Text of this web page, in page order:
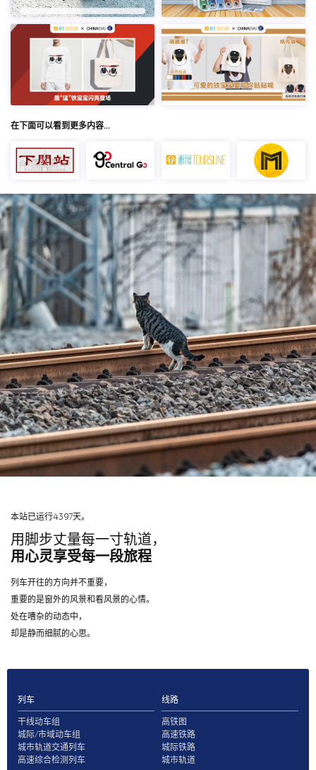
在下面可以看到更多内容…
本站已运行4397天。
用脚步丈量每一寸轨道，
用心灵享受每一段旅程
列车开往的方向并不重要，
重要的是窗外的风景和看风景的心情。
处在嘈杂的动态中，
却是静而细腻的心思。
列车
干线动车组
城际/市域动车组
城市轨道交通列车
高速综合检测列车
线路
高铁图
高速铁路
城际铁路
城市轨道